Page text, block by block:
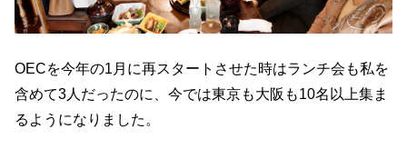
OECを今年の1月に再スタートさせた時はランチ会も私を
含めて3人だったのに、今では東京も大阪も10名以上集ま
るようになりました。